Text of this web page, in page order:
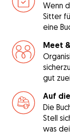
Wenn
Sitter
eine
Meet
gut
Auf
Die
Stell
was